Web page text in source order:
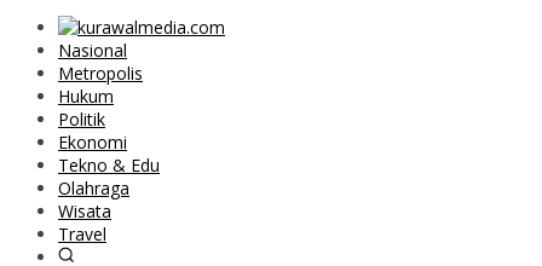
Nasional
Metropolis
Hukum
Politik
Ekonomi
Tekno & Edu
Olahraga
Wisata
Travel